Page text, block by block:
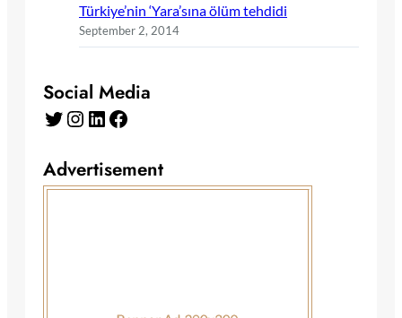
Türkiye’nin ‘Yara’sına ölüm tehdidi
September 2, 2014
Social Media
Twitter Instagram LinkedIn Facebook
Advertisement